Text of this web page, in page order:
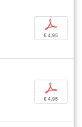
p
€ 4,95
p
€ 4,95